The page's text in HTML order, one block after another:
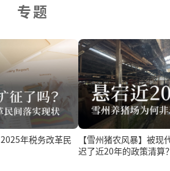
专题
【雪州猪农风暴】被
迟了近20年的政策清算